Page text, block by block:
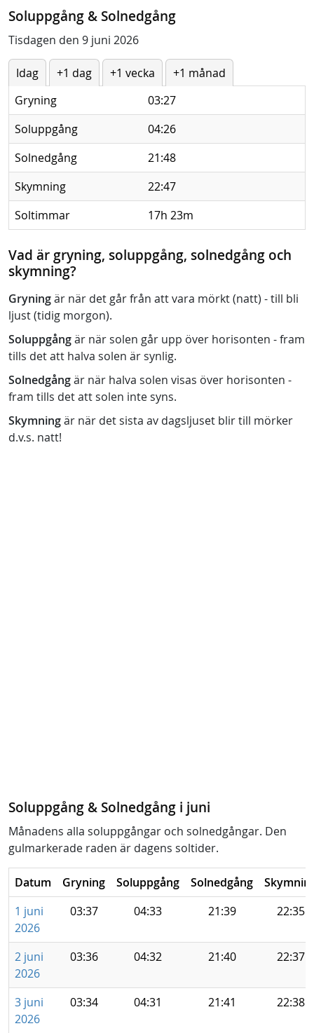
Soluppgång & Solnedgång
Tisdagen den 9 juni 2026
Idag +1 dag +1 vecka
+1 månad
Gryning
03:27
Soluppgång
04:26
Solnedgång
21:48
Skymning
22:47
Soltimmar
17h 23m
Vad är gryning, soluppgång, solnedgång och
skymning?
Gryningär när det går från att vara mörkt (natt) - till bli
ljust (tidig morgon).
Soluppgångär när solen går upp över horisonten - fram
tills det att halva solen är synlig.
Solnedgångär när halva solen visas över horisonten -
fram tills det att solen inte syns.
Skymningär när det sista av dagsljuset blir till mörker
d.v.s. natt!
Soluppgång & Solnedgång i juni
Månadens alla soluppgångar och solnedgångar. Den
gulmarkerade raden är dagens soltider.
Datum Gryning Soluppgång Solnedgång
1 juni
2026
03:37 04:33 21:39 22:35
2 juni
2026
03:36 04:32 21:40 22:37
3 juni
2026
03:34 04:31 21:41 22:38